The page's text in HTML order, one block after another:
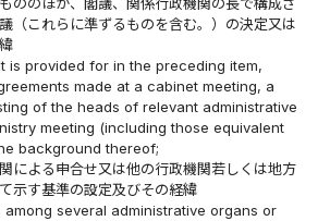
ののほか、閣議、関係行政機関の長で構成さ
（これらに準ずるものを含む。）の決定又は
is provided for in the preceding item,
made at a cabinet meeting, a
of the heads of relevant administrative
meeting (including those equivalent
background thereof;
による申合せ又は他の行政機関若しくは地方
示す基準の設定及びその経緯
among several administrative organs or